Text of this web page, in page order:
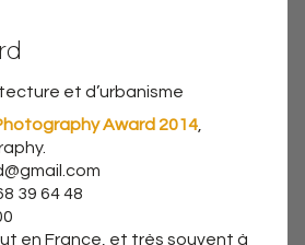
et d’urbanisme
Award 2014,
39 64 48
en France, et très souvent à